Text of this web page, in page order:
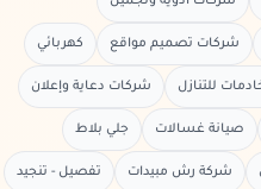
شركات تصميم مواقع كهربائي
للتنازل شركات دعاية وإعلان
صيانة غسالات جلي بلاط
شركة رش مبيدات تفصيل - تنجيد